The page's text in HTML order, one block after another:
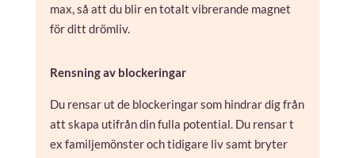
max, så att du blir en totalt vibrerande magnet
för ditt drömliv.
Rensning av blockeringar
Du rensar ut de blockeringar som hindrar dig från
att skapa utifrån din fulla potential. Du rensar t
ex familjemönster och tidigare liv samt bryter